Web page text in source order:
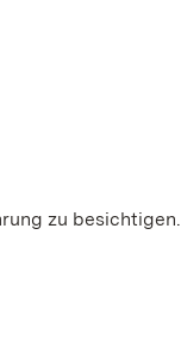
zu besichtigen.